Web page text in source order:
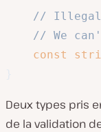
//
// We
const
Deux types pris
de la validation